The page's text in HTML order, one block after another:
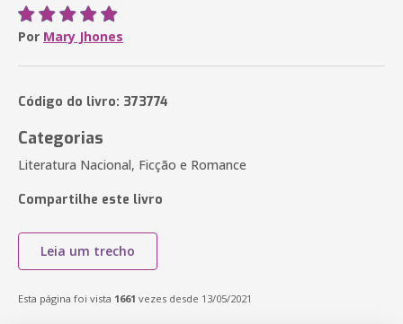
Por Mary Jhones
Código do livro: 373774
Categorias
Literatura Nacional, Ficção e Romance
Compartilhe este livro
Leia um trecho
Esta página foi vista 1661 vezes desde 13/05/2021